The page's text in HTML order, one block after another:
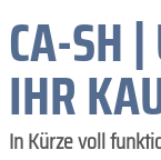
CA-SH
IHR
In Kürze voll